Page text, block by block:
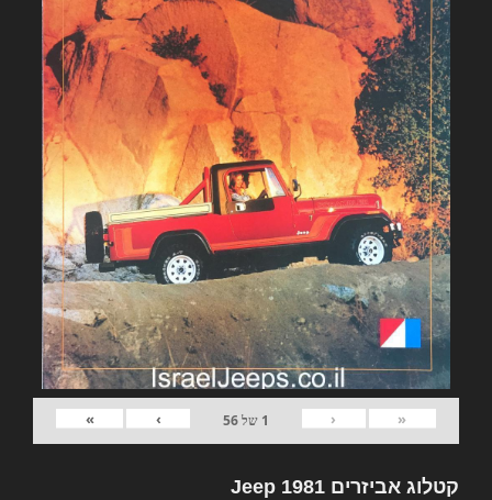
«
‹
1 של56
›
»
קטלוג אביזרים 1981 Jeep